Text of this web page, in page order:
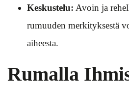
Keskustelu: Avoin ja
rumuuden merkityksestä
aiheesta.
Rumalla